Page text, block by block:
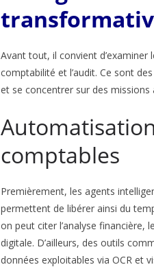
Avant tout, il convient
comptabilité et l’audit. Ce sont
et se concentrer sur des
comptables
Premièrement, les agents
permettent de libérer ainsi du
on peut citer l’analyse financière,
digitale. D’ailleurs, des outils
données exploitables via OCR et